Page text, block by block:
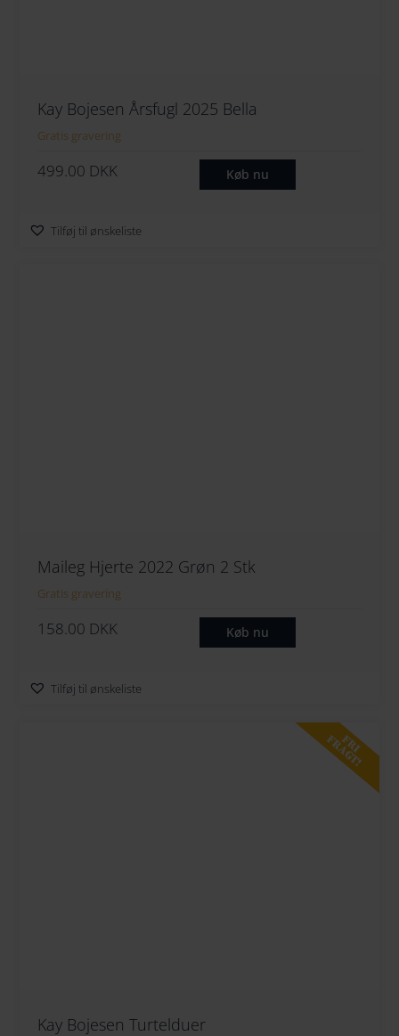
Kay Bojesen Årsfugl 2025 Bella
Gratis gravering
499.00 DKK Køb nu
Tilføj til ønskeliste
Maileg Hjerte 2022 Grøn 2 Stk
Gratis gravering
158.00 DKK Køb nu
Tilføj til ønskeliste
FRI
FRAGT!
Kay Bojesen Turtelduer